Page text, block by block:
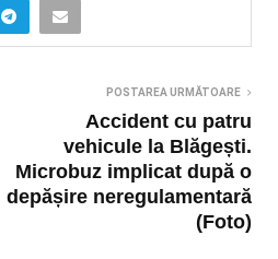
POSTAREA URMĂTOARE
Accident cu patru
vehicule la Blăgești.
Microbuz implicat după o
depășire neregulamentară
(Foto)